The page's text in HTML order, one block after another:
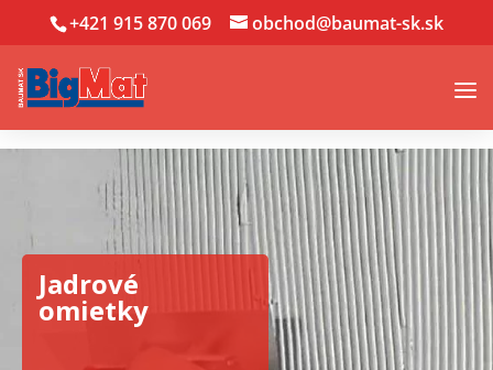
+421 915 870 069 obchod@baumat-sk.sk
Jadrové
omietky